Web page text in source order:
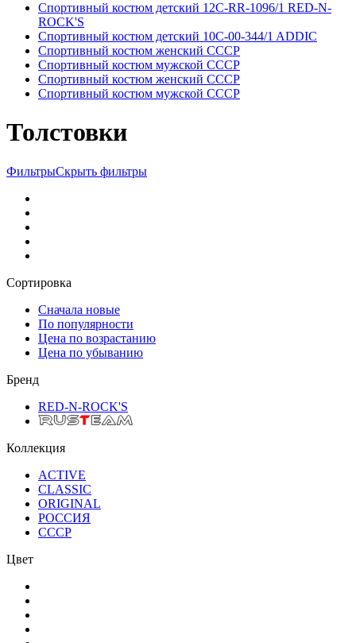
Спортивный костюм детский 12C-RR-1096/1 RED-N-
ROCK'S
Спортивный костюм детский 10C-00-344/1 ADDIC
Спортивный костюм женский СССР
Спортивный костюм мужской СССР
Спортивный костюм женский СССР
Спортивный костюм мужской СССР
Толстовки
ФильтрыСкрыть фильтры
Сортировка
Сначала новые
По популярности
Цена по возрастанию
Цена по убыванию
Бренд
RED-N-ROCK'S
Коллекция
ACTIVE
CLASSIC
ORIGINAL
РОССИЯ
СССР
Цвет